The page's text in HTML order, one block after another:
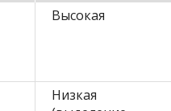
Высокая
Низкая